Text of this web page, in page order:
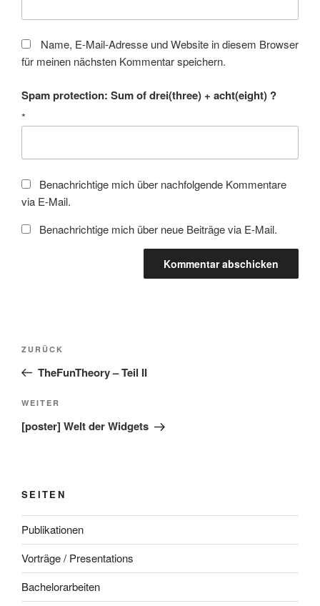
Name, E-Mail-Adresse und Website in diesem Browser
für meinen nächsten Kommentar speichern.
Spam protection: Sum of drei(three) + acht(eight) ?
*
Benachrichtige mich über nachfolgende Kommentare
via E-Mail.
Benachrichtige mich über neue Beiträge via E-Mail.
Beitragsnavigation
Vorheriger
Beitrag
ZURÜCK
TheFunTheory – Teil II
Nächster
Beitrag
WEITER
[poster] Welt der Widgets
SEITEN
Publikationen
Vorträge / Presentations
Bachelorarbeiten